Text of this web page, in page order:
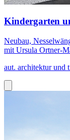
Kindergarten
Neubau,
mit Ursula Ortner-
aut. architektur und